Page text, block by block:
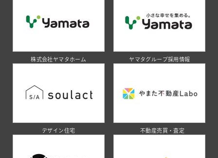
株式会社ヤマタホーム ヤマタグループ採用情報
デザイン住宅 不動産売買・査定